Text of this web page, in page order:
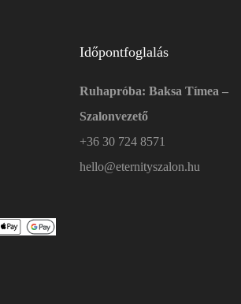
Időpontfoglalás
Ruhapróba: Baksa Tímea –
Szalonvezető
+36 30 724 8571
hello@eternityszalon.hu